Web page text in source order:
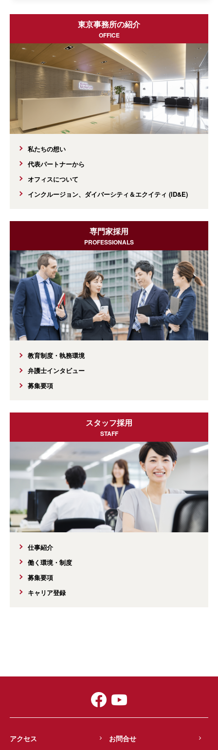
東京事務所の紹介
私たちの想い
代表パートナーから
オフィスについて
インクルージョン、ダイバーシティ＆エクイティ (ID&E)
専門家採用
教育制度・執務環境
弁護士インタビュー
募集要項
スタッフ採用
仕事紹介
働く環境・制度
募集要項
キャリア登録
アクセス お問合せ